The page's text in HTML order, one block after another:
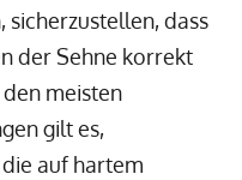
dass
der Sehne korrekt
meisten
gilt es,
auf hartem